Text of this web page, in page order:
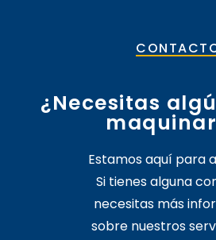
¿Necesitas
Estamos aquí para
Si tienes alguna
necesitas más
sobre nuestros